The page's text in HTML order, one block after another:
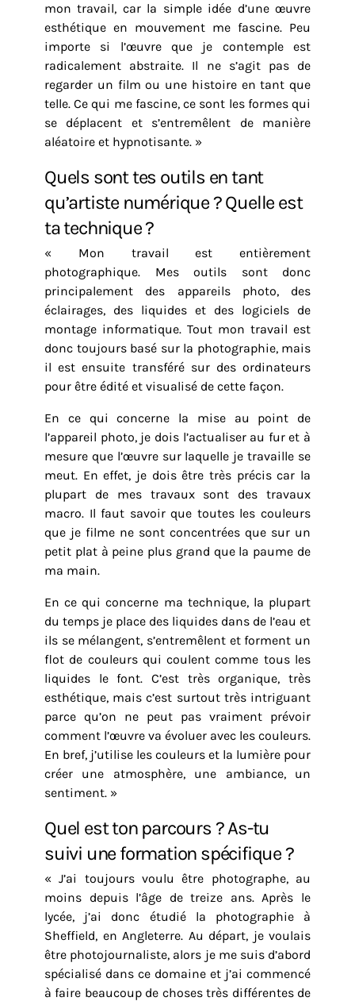
mon travail, car la simple idée d’une œuvre
esthétique en mouvement me fascine. Peu
importe si l’œuvre que je contemple est
radicalement abstraite. Il ne s’agit pas de
regarder un film ou une histoire en tant que
telle. Ce qui me fascine, ce sont les formes qui
se déplacent et s’entremêlent de manière
aléatoire et hypnotisante. »
Quels sont tes outils en tant
qu’artiste numérique ? Quelle est
ta technique ?
« Mon travail est entièrement
photographique. Mes outils sont donc
principalement des appareils photo, des
éclairages, des liquides et des logiciels de
montage informatique. Tout mon travail est
donc toujours basé sur la photographie, mais
il est ensuite transféré sur des ordinateurs
pour être édité et visualisé de cette façon.
En ce qui concerne la mise au point de
l’appareil photo, je dois l’actualiser au fur et à
mesure que l’œuvre sur laquelle je travaille se
meut. En effet, je dois être très précis car la
plupart de mes travaux sont des travaux
macro. Il faut savoir que toutes les couleurs
que je filme ne sont concentrées que sur un
petit plat à peine plus grand que la paume de
ma main.
En ce qui concerne ma technique, la plupart
du temps je place des liquides dans de l’eau et
ils se mélangent, s’entremêlent et forment un
flot de couleurs qui coulent comme tous les
liquides le font. C’est très organique, très
esthétique, mais c’est surtout très intriguant
parce qu’on ne peut pas vraiment prévoir
comment l’œuvre va évoluer avec les couleurs.
En bref, j’utilise les couleurs et la lumière pour
créer une atmosphère, une ambiance, un
sentiment. »
Quel est ton parcours ? As-tu
suivi une formation spécifique ?
« J’ai toujours voulu être photographe, au
moins depuis l’âge de treize ans. Après le
lycée, j’ai donc étudié la photographie à
Sheffield, en Angleterre. Au départ, je voulais
être photojournaliste, alors je me suis d’abord
spécialisé dans ce domaine et j’ai commencé
à faire beaucoup de choses très différentes de